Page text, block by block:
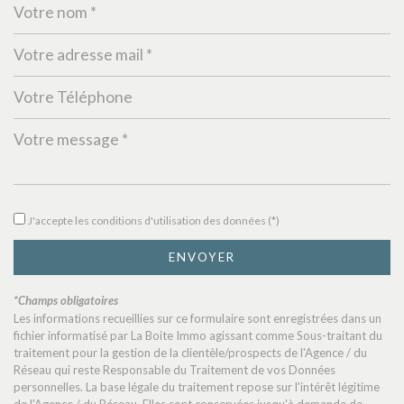
statistiques
Nombre d'habitants
Propriétaires (vs. locataires)
76,15 %
Taxe habitation
9,13 %
Taxe foncière
16,17 %
J'accepte les conditions d'utilisation des données (*)
ENVOYER
*Champs obligatoires
Les informations recueillies sur ce formulaire sont enregistrées dans un
fichier informatisé par La Boite Immo agissant comme Sous-traitant du
traitement pour la gestion de la clientèle/prospects de l'Agence / du
Réseau qui reste Responsable du Traitement de vos Données
personnelles. La base légale du traitement repose sur l'intérêt légitime